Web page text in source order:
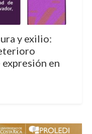
y exilio:
en